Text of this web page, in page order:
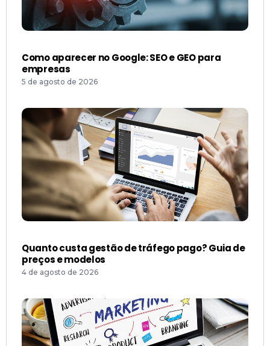
Como aparecer no Google: SEO e GEO para
empresas
5 de agosto de 2026
Quanto custa gestão de tráfego pago? Guia de
preços e modelos
4 de agosto de 2026